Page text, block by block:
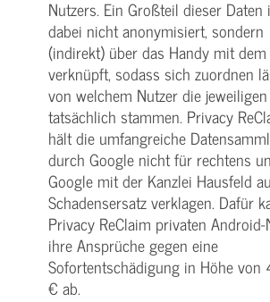
Nutzers. Ein Großteil dieser Daten
dabei nicht anonymisiert, sondern
(indirekt) über das Handy mit
verknüpft, sodass sich zuordnen
von welchem Nutzer die
tatsächlich stammen. Privacy
hält die umfangreiche
durch Google nicht für rechtens
Google mit der Kanzlei Hausfeld
Schadensersatz verklagen. Dafür
Privacy ReClaim privaten
ihre Ansprüche gegen eine
Sofortentschädigung in Höhe von
€ ab.